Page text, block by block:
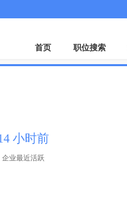
首页 职位搜索
小时前
企业最近活跃